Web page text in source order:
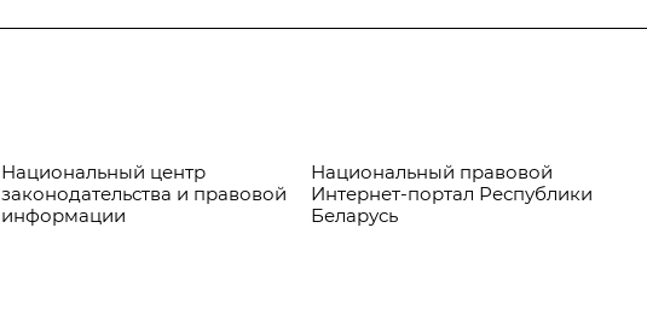
Национальный центр
законодательства и правовой
информации
Национальный правовой
Интернет-портал Республики
Беларусь